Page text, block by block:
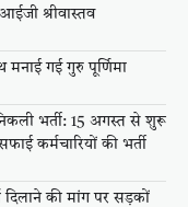
श्रीवास्तव
मनाई गई गुरु पूर्णिमा
भर्ती: 15 अगस्त से शुरू
कर्मचारियों की भर्ती
दिलाने की मांग पर सड़कों